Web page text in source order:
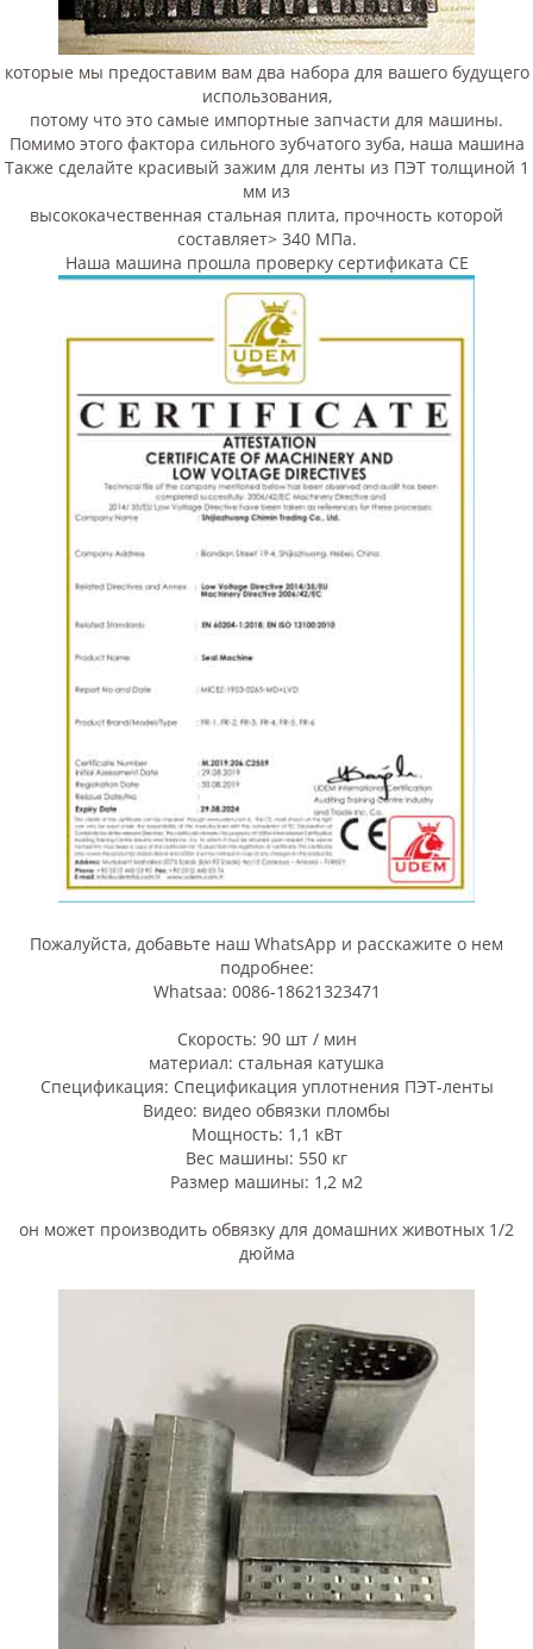
которые мы предоставим вам два набора для вашего будущего
использования,
потому что это самые импортные запчасти для машины.
Помимо этого фактора сильного зубчатого зуба, наша машина
Также сделайте красивый зажим для ленты из ПЭТ толщиной 1
мм из
высококачественная стальная плита, прочность которой
составляет> 340 МПа.
Наша машина прошла проверку сертификата CE
Пожалуйста, добавьте наш WhatsApp и расскажите о нем
подробнее:
Whatsaa: 0086-18621323471
Скорость: 90 шт / мин
материал: стальная катушка
Спецификация: Спецификация уплотнения ПЭТ-ленты
Видео: видео обвязки пломбы
Мощность: 1,1 кВт
Вес машины: 550 кг
Размер машины: 1,2 м2
он может производить обвязку для домашних животных 1/2
дюйма